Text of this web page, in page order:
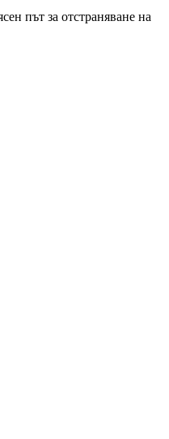
път за отстраняване на